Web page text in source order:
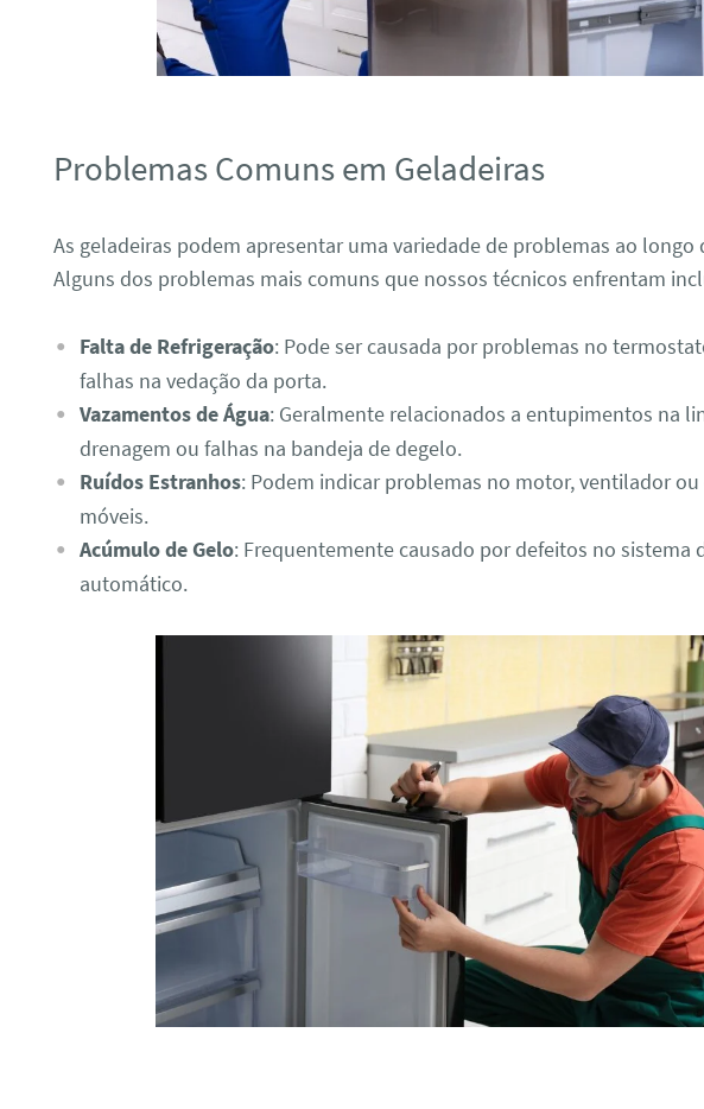
Problemas Comuns em Geladeiras
As geladeiras podem apresentar uma variedade de problemas ao longo
Alguns dos problemas mais comuns que nossos técnicos enfrentam
Falta de Refrigeração: Pode ser causada por problemas no
falhas na vedação da porta.
Vazamentos de Água: Geralmente relacionados a entupimentos na
drenagem ou falhas na bandeja de degelo.
Ruídos Estranhos: Podem indicar problemas no motor, ventilador
móveis.
Acúmulo de Gelo: Frequentemente causado por defeitos no sistema
automático.